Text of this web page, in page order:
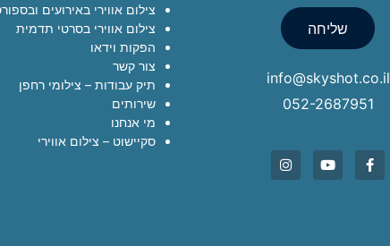
שליחה
info@skyshot.co.il
052-2687951
צילום אווירי באירועים
צילום אווירי בסרטי תדמית
הפקות וידאו
צור קשר
תיק עבודות – צילומי רחפן
שירותים
מי אנחנו
סקיישוט – צילום אווירי